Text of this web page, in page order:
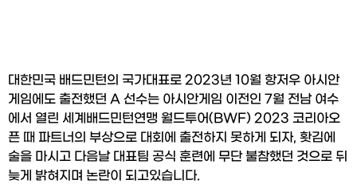
대한민국 배드민턴의 국가대표로 2023년 10월 항저우 아시안
게임에도 출전했던 A 선수는 아시안게임 이전인 7월 전남 여수
에서 열린 세계배드민턴연맹 월드투어(BWF) 2023 코리아오
픈 때 파트너의 부상으로 대회에 출전하지 못하게 되자, 홧김에
술을 마시고 다음날 대표팀 공식 훈련에 무단 불참했던 것으로 뒤
늦게 밝혀지며 논란이 되고있습니다.